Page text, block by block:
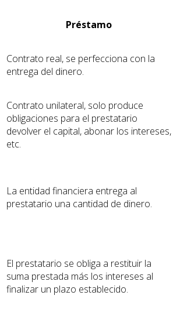
Préstamo
Contrato real, se perfecciona con la
entrega del dinero.
Contrato unilateral, solo produce
obligaciones para el prestatario
devolver el capital, abonar los intereses,
etc.
La entidad financiera entrega al
prestatario una cantidad de dinero.
El prestatario se obliga a restituir la
suma prestada más los intereses al
finalizar un plazo establecido.